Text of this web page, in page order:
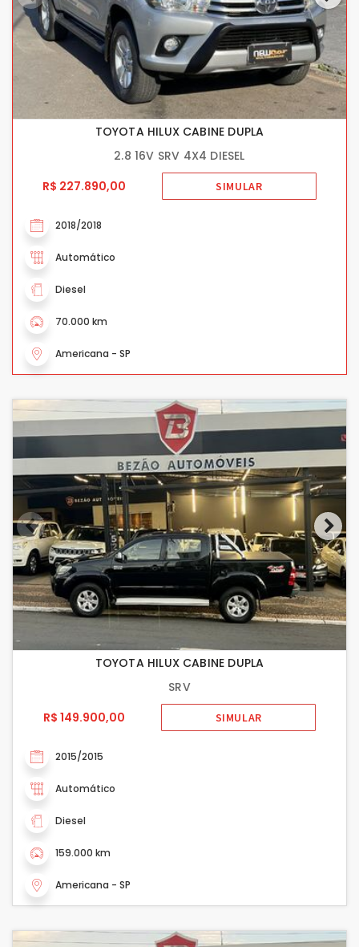
TOYOTA HILUX CABINE DUPLA
2.8 16V SRV 4X4 DIESEL
R$ 227.890,00
SIMULAR
2018/2018
Automático
Diesel
70.000 km
Americana - SP
TOYOTA HILUX CABINE DUPLA
SRV
R$ 149.900,00
SIMULAR
2015/2015
Automático
Diesel
159.000 km
Americana - SP